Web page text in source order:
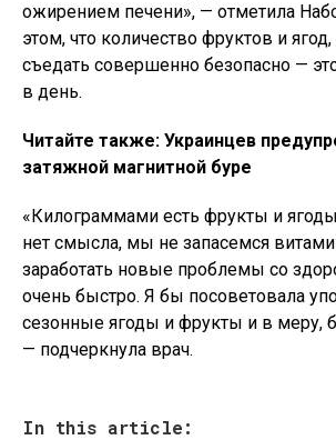
ожирением печени», — отметила
этом, что количество фруктов и
съедать совершенно безопасно —
в день.
Читайте также: Украинцев
затяжной магнитной буре
«Килограммами есть фрукты и
нет смысла, мы не запасемся
заработать новые проблемы со
очень быстро. Я бы посоветовала
сезонные ягоды и фрукты и в меру,
— подчеркнула врач.
In this article: